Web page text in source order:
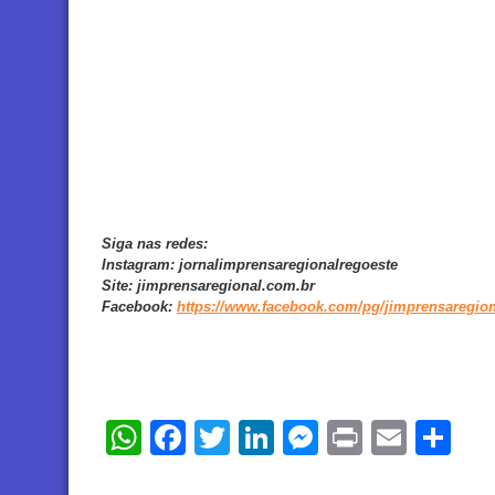
Siga nas redes:
Instagram: jornalimprensaregionalregoeste
Site: jimprensaregional.com.br
Facebook: https://www.facebook.com/pg/
WhatsApp
Facebook
TwitterLinkedIn
Messenger
PrintEmail